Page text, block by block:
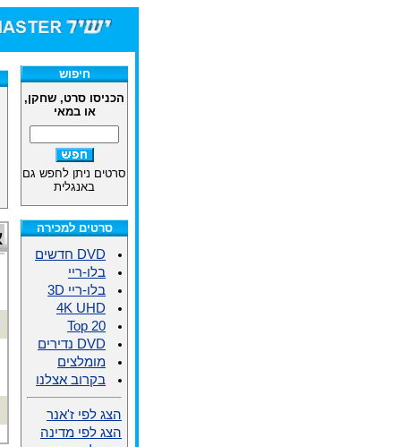
חיפוש
הכניסו סרט, שחקן,
או במאי
סרטים ניתן לחפש גם
באנגלית
סרטים למכירה
DVD חדשים
בלו-ריי
בלו-ריי 3D
4K UHD
Top 20
DVD נדירים
מומלצים
בקרוב אצלנו
הצג לפי ז'אנר
הצג לפי מדינה